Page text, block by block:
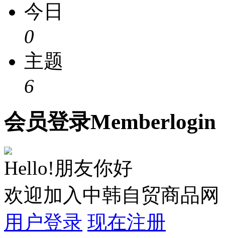
今日
0
主题
6
会员登录Memberlogin
Hello!朋友你好
欢迎加入中韩自贸商品网
用户登录 现在注册